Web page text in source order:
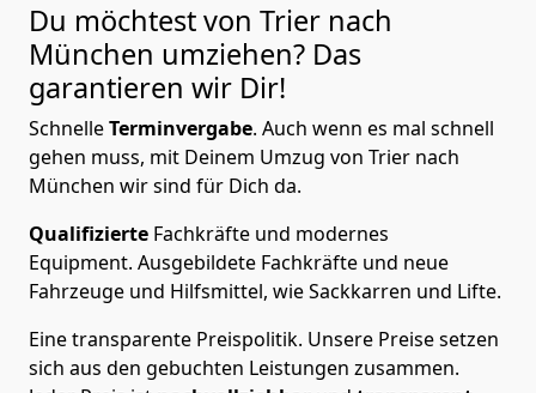
Du möchtest von Trier nach
München umziehen? Das
garantieren wir Dir!
SchnelleTerminvergabe. Auch wenn es mal schnell
gehen muss, mit Deinem Umzug von Trier nach
München wir sind für Dich da.
Qualifizierte Fachkräfte und modernes
Equipment. Ausgebildete Fachkräfte und neue
Fahrzeuge und Hilfsmittel, wie Sackkarren und Lifte.
Eine transparente Preispolitik. Unsere Preise setzen
sich aus den gebuchten Leistungen zusammen.